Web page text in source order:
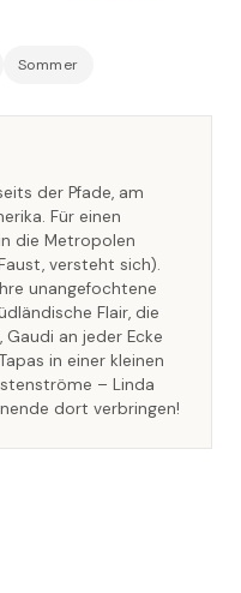
Sommer
der Pfade, am
Für einen
die Metropolen
versteht sich).
unangefochtene
Flair, die
an jeder Ecke
in einer kleinen
– Linda
dort verbringen!